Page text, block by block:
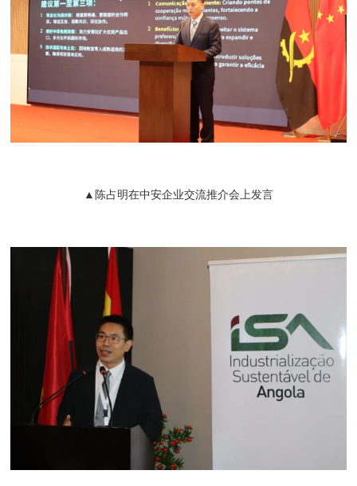
▲陈占明在中安企业交流推介会上发言